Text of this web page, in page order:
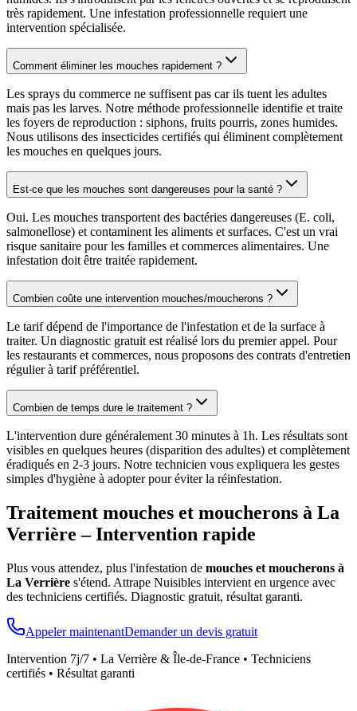
très rapidement. Une infestation professionnelle requiert une
intervention spécialisée.
Comment éliminer les mouches rapidement ?
Les sprays du commerce ne suffisent pas car ils tuent les adultes
mais pas les larves. Notre méthode professionnelle identifie et traite
les foyers de reproduction : siphons, fruits pourris, zones humides.
Nous utilisons des insecticides certifiés qui éliminent complètement
les mouches en quelques jours.
Est-ce que les mouches sont dangereuses pour la santé ?
Oui. Les mouches transportent des bactéries dangereuses (E. coli,
salmonellose) et contaminent les aliments et surfaces. C'est un vrai
risque sanitaire pour les familles et commerces alimentaires. Une
infestation doit être traitée rapidement.
Combien coûte une intervention mouches/moucherons ?
Le tarif dépend de l'importance de l'infestation et de la surface à
traiter. Un diagnostic gratuit est réalisé lors du premier appel. Pour
les restaurants et commerces, nous proposons des contrats d'entretien
régulier à tarif préférentiel.
Combien de temps dure le traitement ?
L'intervention dure généralement 30 minutes à 1h. Les résultats sont
visibles en quelques heures (disparition des adultes) et complètement
éradiqués en 2-3 jours. Notre technicien vous expliquera les gestes
simples d'hygiène à adopter pour éviter la réinfestation.
Traitement mouches et moucherons à La
Verrière – Intervention rapide
Plus vous attendez, plus l'infestation de mouches et moucherons à
La Verrière s'étend. Attrape Nuisibles intervient en urgence avec
des techniciens certifiés. Diagnostic gratuit, résultat garanti.
Appeler maintenantDemander un devis gratuit
Intervention 7j/7 • La Verrière & Île-de-France • Techniciens
certifiés • Résultat garanti